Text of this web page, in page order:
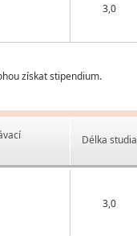
3,0
získat stipendium.
Délka studia
3,0